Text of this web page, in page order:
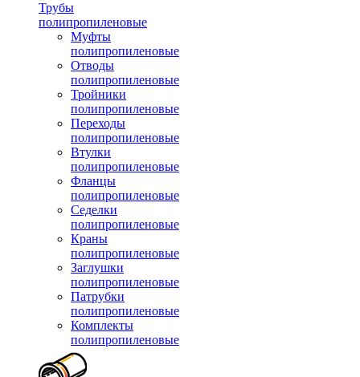
Трубы
полипропиленовые
Муфты
полипропиленовые
Отводы
полипропиленовые
Тройники
полипропиленовые
Переходы
полипропиленовые
Втулки
полипропиленовые
Фланцы
полипропиленовые
Седелки
полипропиленовые
Краны
полипропиленовые
Заглушки
полипропиленовые
Патрубки
полипропиленовые
Комплекты
полипропиленовые